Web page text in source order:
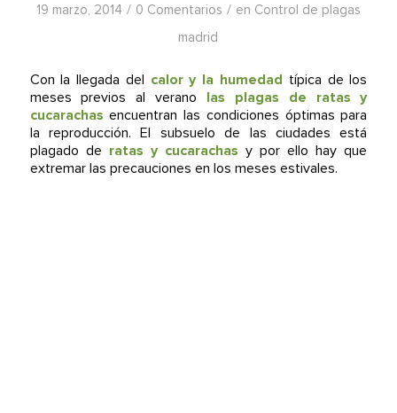
19 marzo, 2014 / 0 Comentarios / en Control de plagas
madrid
Con la llegada del calor y la humedad típica de los
meses previos al verano las plagas de ratas y
cucarachas encuentran las condiciones óptimas para
la reproducción. El subsuelo de las ciudades está
plagado de ratas y cucarachas y por ello hay que
extremar las precauciones en los meses estivales.